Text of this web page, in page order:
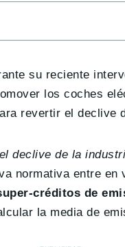
su reciente
los coches
revertir el
declive de la
normativa entre
créditos de
la media de